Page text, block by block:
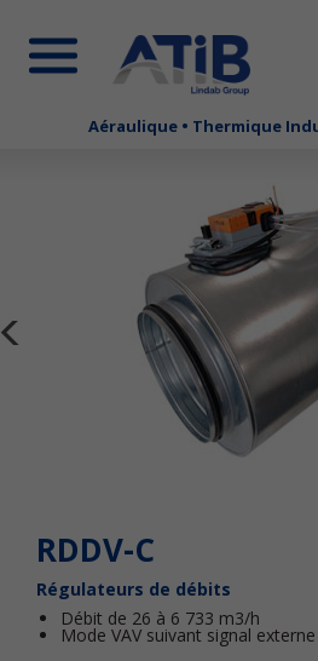
Aéraulique • Thermique
RDDV-C
Régulateurs de débits
Débit de 26 à 6 733 m3/h
Mode VAV suivant signal externe